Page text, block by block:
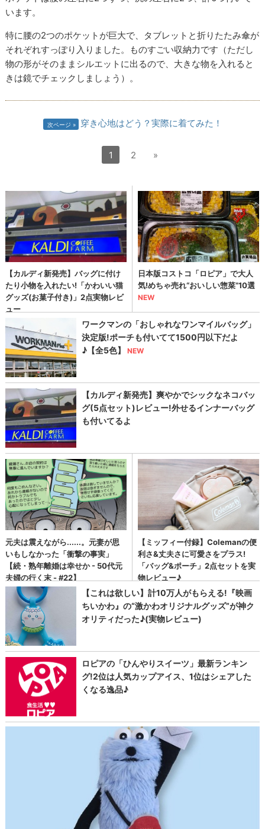
います。
特に腰の2つのポケットが巨大で、タブレットと折りたたみ傘が
それぞれすっぽり入りました。ものすごい収納力です（ただし
物の形がそのままシルエットに出るので、大きな物を入れると
きは鏡でチェックしましょう）。
次ページ 穿き心地はどう？実際に着てみた！
1 2 »